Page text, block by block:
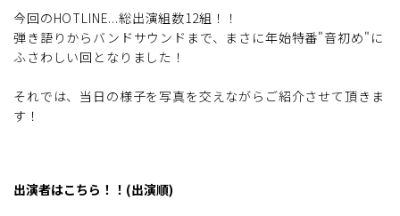
今回のHOTLINE...総出演組数12組！！
弾き語りからバンドサウンドまで、まさに年始特番"音初め"に
ふさわしい回となりました！
それでは、当日の様子を写真を交えながらご紹介させて頂きま
す！
出演者はこちら！！(出演順)